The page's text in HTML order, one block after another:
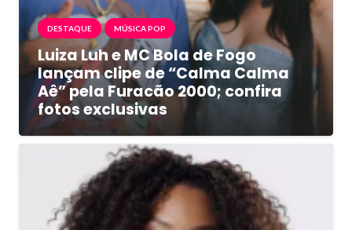
DESTAQUE MÚSICA POP
Luiza Luh e MC Bola de Fogo
lançam clipe de “Calma Calma
Aê” pela Furacão 2000; confira
fotos exclusivas